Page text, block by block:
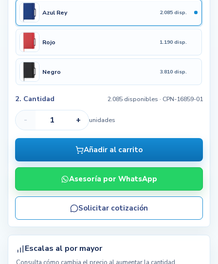
Azul Rey 2.085 disp.
Rojo 1.190 disp.
Negro 3.810 disp.
2. Cantidad 2.085 disponibles · CPN-16859-01
- + unidades
Añadir al carrito
Asesoría por WhatsApp
Solicitar cotización
Escalas al por mayor